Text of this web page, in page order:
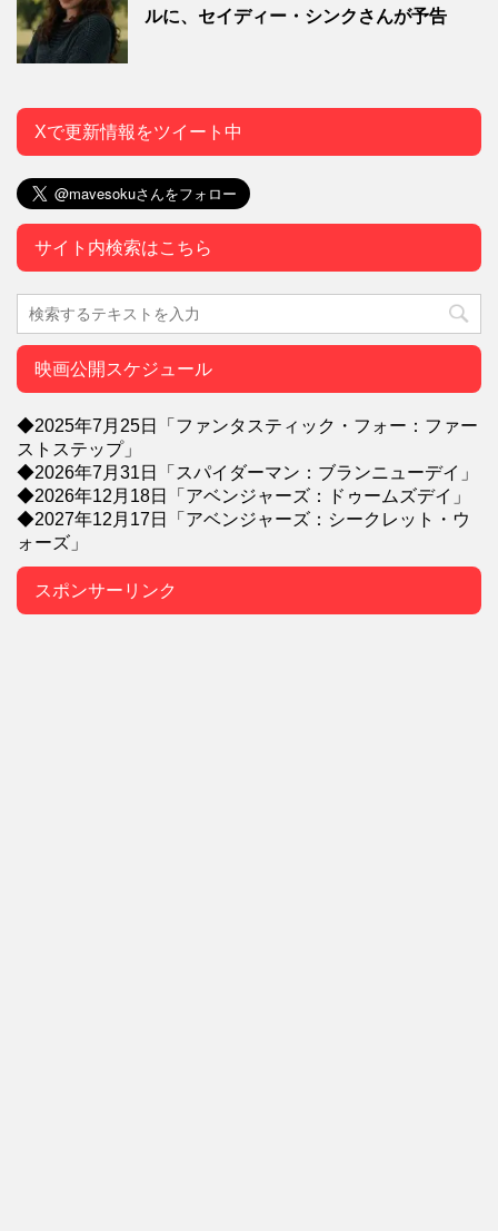
ルに、セイディー・シンクさんが予告
Xで更新情報をツイート中
サイト内検索はこちら
映画公開スケジュール
◆2025年7月25日「ファンタスティック・フォー：ファー
ストステップ」
◆2026年7月31日「スパイダーマン：ブランニューデイ」
◆2026年12月18日「アベンジャーズ：ドゥームズデイ」
◆2027年12月17日「アベンジャーズ：シークレット・ウ
ォーズ」
スポンサーリンク